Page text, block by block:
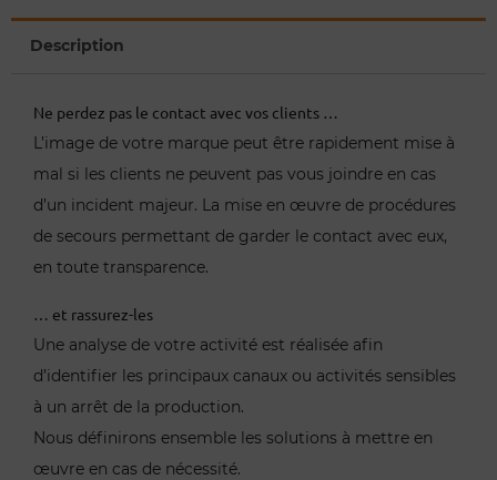
Description
Ne perdez pas le contact avec vos clients …
L’image de votre marque peut être rapidement mise à
mal si les clients ne peuvent pas vous joindre en cas
d’un incident majeur. La mise en œuvre de procédures
de secours permettant de garder le contact avec eux,
en toute transparence.
… et rassurez-les
Une analyse de votre activité est réalisée afin
d’identifier les principaux canaux ou activités sensibles
à un arrêt de la production.
Nous définirons ensemble les solutions à mettre en
œuvre en cas de nécessité.